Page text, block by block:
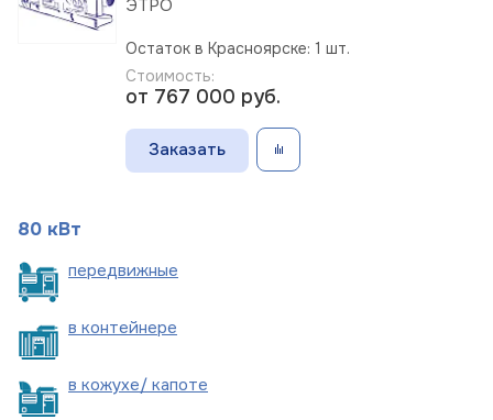
ЭТРО
Остаток в Красноярске: 1 шт.
Стоимость:
от 767 000 руб.
Заказать
80 кВт
передвижные
в контейнере
в кожухе/ капоте